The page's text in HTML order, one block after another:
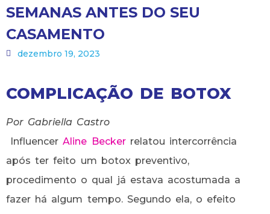
SEMANAS ANTES DO SEU
CASAMENTO
dezembro 19, 2023
COMPLICAÇÃO DE BOTOX
Por Gabriella Castro
InfluencerAline Becker relatou intercorrência
após ter feito um botox preventivo,
procedimento o qual já estava acostumada a
fazer há algum tempo. Segundo ela, o efeito